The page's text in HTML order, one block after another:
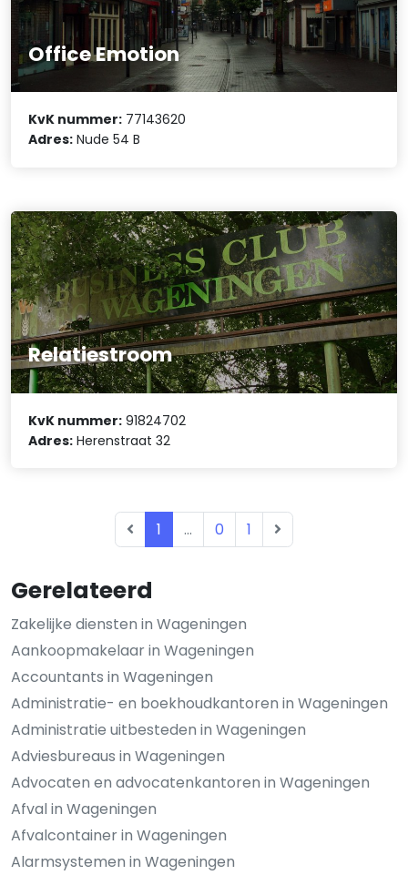
Gerelateerd
Zakelijke diensten in Wageningen
Aankoopmakelaar in Wageningen
Accountants in Wageningen
Administratie- en boekhoudkantoren in Wageningen
Administratie uitbesteden in Wageningen
Adviesbureaus in Wageningen
Advocaten en advocatenkantoren in Wageningen
Afval in Wageningen
Afvalcontainer in Wageningen
Alarmsystemen in Wageningen
Office Emotion
KvK nummer: 77143620
Adres: Nude 54 B
Relatiestroom
KvK nummer: 91824702
Adres: Herenstraat 32
1 ... 0 1